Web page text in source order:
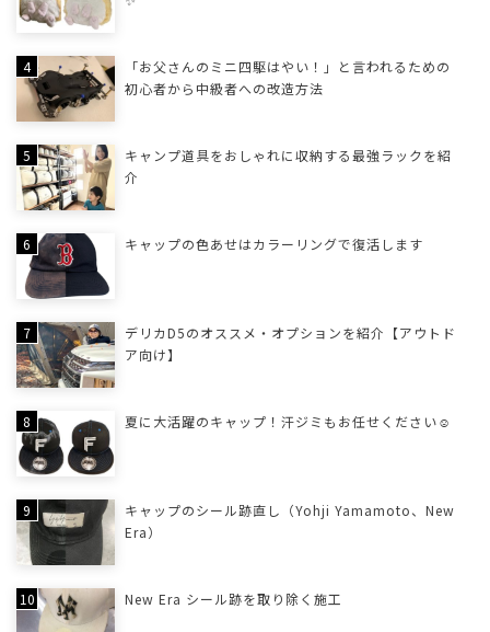
「お父さんのミニ四駆はやい！」と言われるための
初心者から中級者への改造方法
キャンプ道具をおしゃれに収納する最強ラックを紹
介
キャップの色あせはカラーリングで復活します
デリカD5のオススメ・オプションを紹介【アウトド
ア向け】
夏に大活躍のキャップ！汗ジミもお任せください☺
キャップのシール跡直し（Yohji Yamamoto、New
Era）
New Era シール跡を取り除く施工